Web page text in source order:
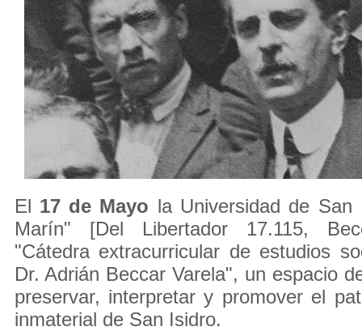
El 17 de Mayo la Universidad de San
Marín" [Del Libertador 17.115,
"Cátedra extracurricular de estudios
Dr. Adrián Beccar Varela", un espacio
preservar, interpretar y promover el
inmaterial de San Isidro.